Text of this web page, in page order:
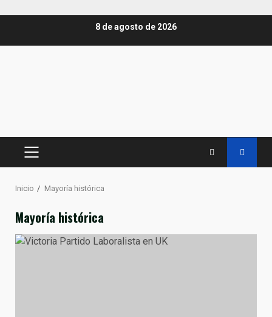
8 de agosto de 2026
MENÚ
Inicio Mayoría histórica
Mayoría histórica